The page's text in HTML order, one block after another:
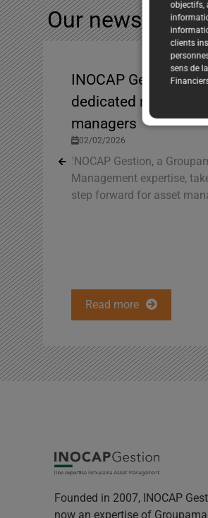
Our news All the
INOCAP Gestion
dedicated range for
managers
02/02/2026
INOCAP Gestion, a
Management expertise,
step forward for asset
Read more
Founded in 2007, INOCAP
now an expertise of
objectifs,
clients
sens de